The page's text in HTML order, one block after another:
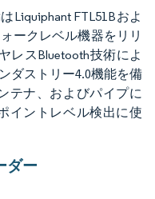
Liquiphant FTL51Bおよ
ークレベル機器をリリ
レスBluetooth技術によ
ダストリー4.0機能を備
テナ、およびパイプに
イントレベル検出に使
ダー